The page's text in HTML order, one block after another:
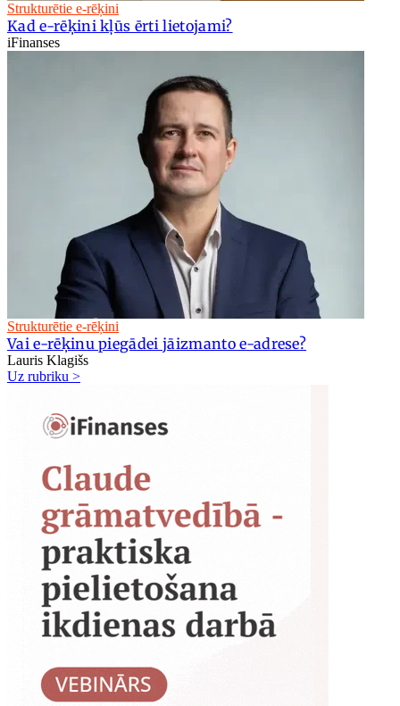
Strukturētie e-rēķini
Kad e-rēķini kļūs ērti lietojami?
iFinanses
Strukturētie e-rēķini
Vai e-rēķinu piegādei jāizmanto e-adrese?
Lauris Klagišs
Uz rubriku >